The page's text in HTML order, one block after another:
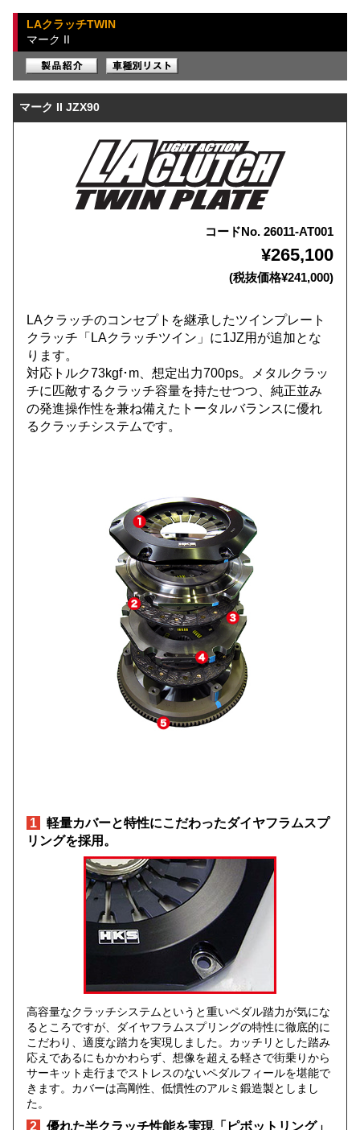
LAクラッチTWIN
マーク II
マーク II JZX90
コードNo. 26011-AT001
¥265,100
(税抜価格¥241,000)
LAクラッチのコンセプトを継承したツインプレート
クラッチ「LAクラッチツイン」に1JZ用が追加とな
ります。
対応トルク73kgf･m、想定出力700ps。メタルクラッ
チに匹敵するクラッチ容量を持たせつつ、純正並み
の発進操作性を兼ね備えたトータルバランスに優れ
るクラッチシステムです。
1
軽量カバーと特性にこだわったダイヤフラムスプ
リングを採用。
高容量なクラッチシステムというと重いペダル踏力が気にな
るところですが、ダイヤフラムスプリングの特性に徹底的に
こだわり、適度な踏力を実現しました。カッチリとした踏み
応えであるにもかかわらず、想像を超える軽さで街乗りから
サーキット走行までストレスのないペダルフィールを堪能で
きます。カバーは高剛性、低慣性のアルミ鍛造製としまし
た。
2 優れた半クラッチ性能を実現「ピボットリング」